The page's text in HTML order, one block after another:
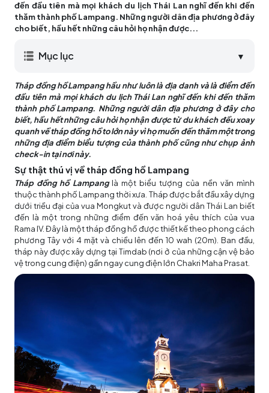
đến đầu tiên mà mọi khách du lịch Thái Lan nghĩ đến khi đến
thăm thành phố Lampang. Những người dân địa phương ở đây
cho biết, hầu hết những câu hỏi họ nhận được...
Mục lục ▼
Tháp đồng hồ Lampang hầu như luôn là địa danh và là điểm đến
đầu tiên mà mọi khách du lịch Thái Lan nghĩ đến khi đến thăm
thành phố Lampang. Những người dân địa phương ở đây cho
biết, hầu hết những câu hỏi họ nhận được từ du khách đều xoay
quanh về tháp đồng hồ to lớn này vì họ muốn đến thăm một trong
những địa điểm biểu tượng của thành phố cũng như chụp ảnh
check-in tại nơi này.
Sự thật thú vị về tháp đồng hồ Lampang
Tháp đồng hồ Lampanglà một biểu tượng của nền văn mình
thuộc thành phố Lampang thời xưa. Tháp được bắt đầu xây dựng
dưới triều đại của vua Mongkut và được người dân Thái Lan biết
đến là một trong những điểm đến văn hoá yêu thích của vua
Rama IV. Đây là một tháp đồng hồ được thiết kế theo phong cách
phương Tây với 4 mặt và chiều lên đến 10 wah (20m). Ban đầu,
tháp này được xây dựng tại Timdab (nơi ở của những cận vệ bảo
vệ trong cung điện) gần ngay cung điện lớn Chakri Maha Prasat.